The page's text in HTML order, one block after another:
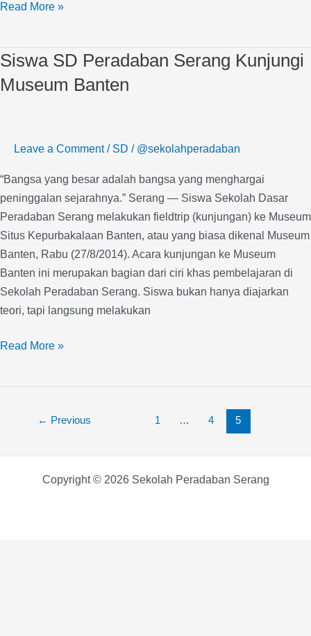
Read More »
Siswa SD Peradaban Serang Kunjungi
Museum Banten
Leave a Comment / SD / @sekolahperadaban
“Bangsa yang besar adalah bangsa yang menghargai
peninggalan sejarahnya.” Serang — Siswa Sekolah Dasar
Peradaban Serang melakukan fieldtrip (kunjungan) ke Museum
Situs Kepurbakalaan Banten, atau yang biasa dikenal Museum
Banten, Rabu (27/8/2014). Acara kunjungan ke Museum
Banten ini merupakan bagian dari ciri khas pembelajaran di
Sekolah Peradaban Serang. Siswa bukan hanya diajarkan
teori, tapi langsung melakukan
Siswa
Peradaban
Museum
Read More »
← Previous 1 … 4 5
Copyright © 2026 Sekolah Peradaban Serang